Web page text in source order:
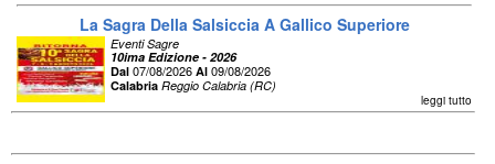
La Sagra Della Salsiccia A Gallico Superiore
Eventi Sagre
10ima Edizione - 2026
Dal 07/08/2026 Al 09/08/2026
Calabria Reggio Calabria (RC)
leggi tutto